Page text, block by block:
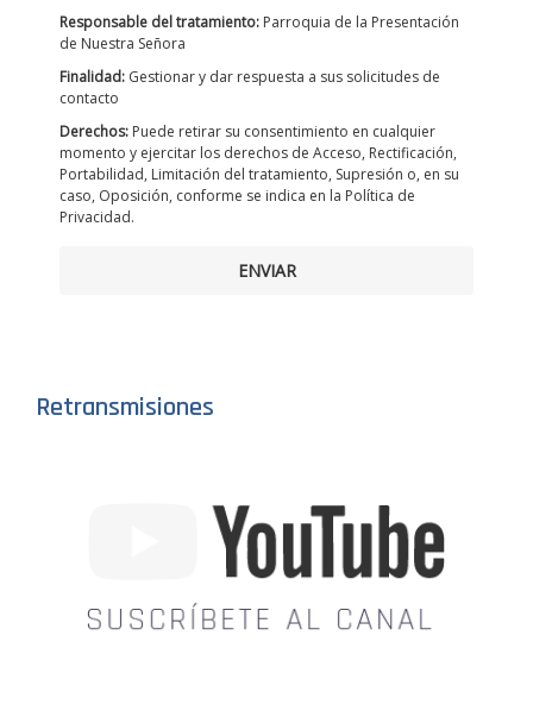
Responsable del tratamiento: Parroquia de la Presentación
de Nuestra Señora
Finalidad: Gestionar y dar respuesta a sus solicitudes de
contacto
Derechos: Puede retirar su consentimiento en cualquier
momento y ejercitar los derechos de Acceso, Rectificación,
Portabilidad, Limitación del tratamiento, Supresión o, en su
caso, Oposición, conforme se indica en la Política de
Privacidad.
ENVIAR
Retransmisiones